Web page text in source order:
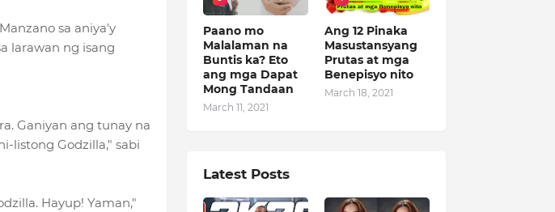
sa aniya'y
larawan ng isang
Ganiyan ang tunay na
listong Godzilla," sabi
Hayup! Yaman,"
Paano mo
Malalaman na
Buntis ka? Eto
ang mga Dapat
Mong Tandaan
March 11, 2021
Ang 12 Pinaka
Masustansyang
Prutas at mga
Benepisyo nito
March 18, 2021
Latest Posts